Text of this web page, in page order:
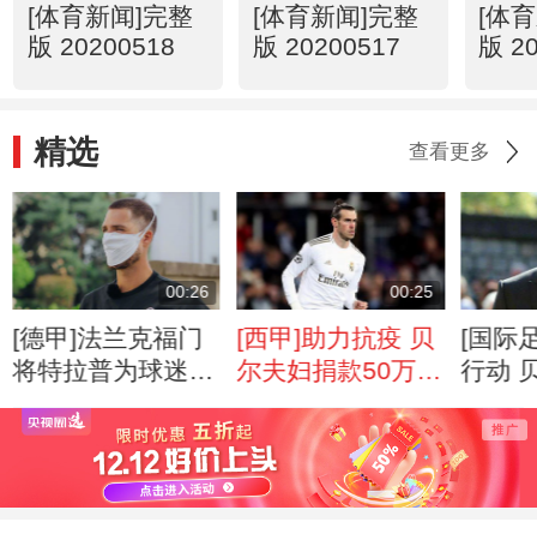
[体育新闻]完整
版 20200518
[体育新闻]完整
版 20200517
[体
版
精选 查看更多
00:26
[德甲]法兰克福门
将特拉普为球迷送
惊喜
00:25
[西甲]助力抗疫 贝
尔夫妇捐款50万英
镑
[国际
行动
织慈